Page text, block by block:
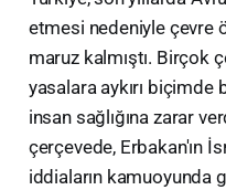
etmesi nedeniyle çevre
maruz kalmıştı. Birçok
yasalara aykırı
insan sağlığına zarar
çerçevede, Erbakan'ın
iddiaların kamuoyunda